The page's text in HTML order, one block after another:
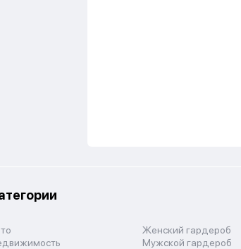
Женский гардероб
Мужской гардероб